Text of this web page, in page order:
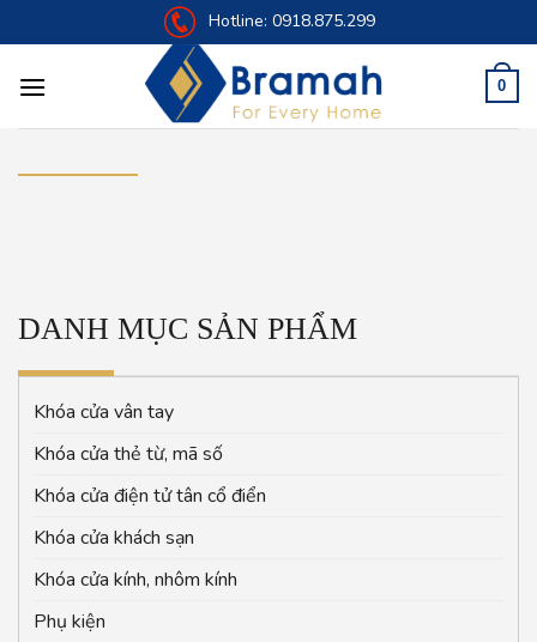
to
Hotline: 0918.875.299
0
DANH MỤC SẢN PHẨM
Khóa cửa vân tay
Khóa cửa thẻ từ, mã số
Khóa cửa điện tử tân cổ điển
Khóa cửa khách sạn
Khóa cửa kính, nhôm kính
Phụ kiện